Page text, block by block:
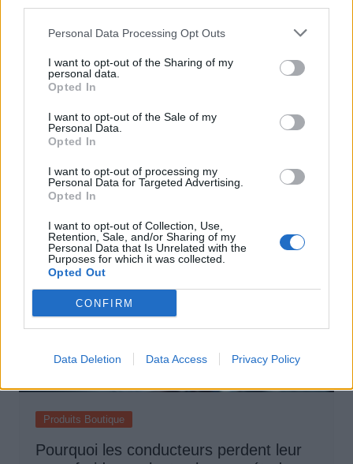
Personal Data Processing Opt Outs
I want to opt-out of the Sharing of my
personal data.
Opted In
I want to opt-out of the Sale of my
Personal Data.
Opted In
I want to opt-out of processing my
Personal Data for Targeted Advertising.
Opted In
I want to opt-out of Collection, Use,
Retention, Sale, and/or Sharing of my
Personal Data that Is Unrelated with the
Purposes for which it was collected.
Opted Out
CONFIRM
Data Deletion Data Access Privacy Policy
Produits Boutique
Audi RS3 à 304 km/h : un conducteur
défie la route grecque
Auto Pour Vous 20 janvier 2026
Produits Boutique
Pourquoi les conducteurs perdent leur